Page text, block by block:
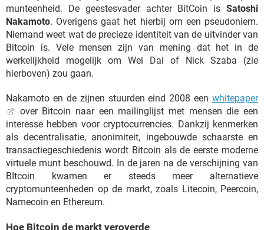
munteenheid. De geestesvader achter BitCoin is Satoshi
Nakamoto. Overigens gaat het hierbij om een pseudoniem.
Niemand weet wat de precieze identiteit van de uitvinder van
Bitcoin is. Vele mensen zijn van mening dat het in de
werkelijkheid mogelijk om Wei Dai of Nick Szaba (zie
hierboven) zou gaan.
Nakamoto en de zijnen stuurden eind 2008 een whitepaper
over Bitcoin naar een mailinglijst met mensen die een
interesse hebben voor cryptocurrencies. Dankzij kenmerken
als decentralisatie, anonimiteit, ingebouwde schaarste en
transactiegeschiedenis wordt Bitcoin als de eerste moderne
virtuele munt beschouwd. In de jaren na de verschijning van
BItcoin kwamen er steeds meer alternatieve
cryptomunteenheden op de markt, zoals Litecoin, Peercoin,
Namecoin en Ethereum.
Hoe Bitcoin de markt veroverde